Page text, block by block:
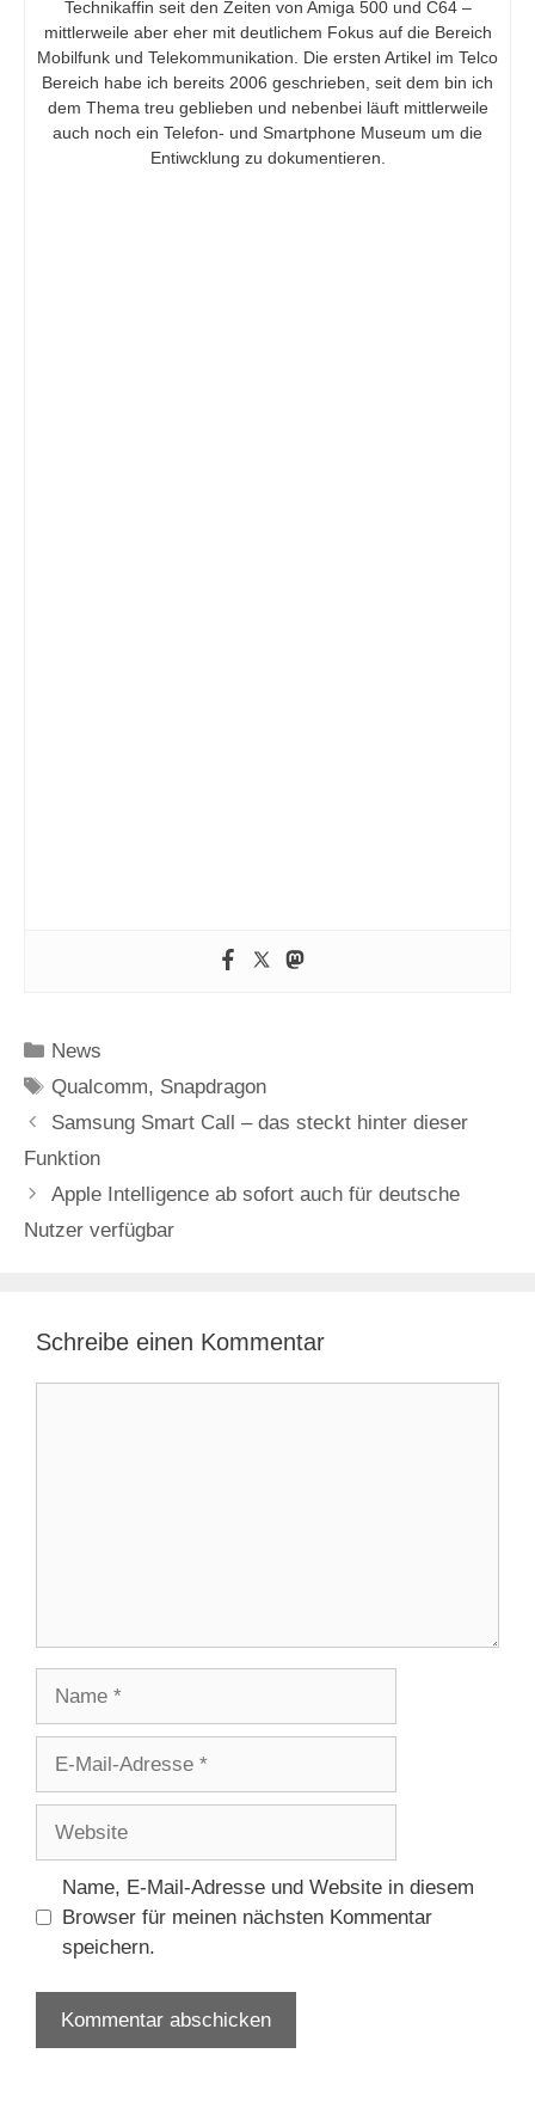
Technikaffin seit den Zeiten von Amiga 500 und C64 –
mittlerweile aber eher mit deutlichem Fokus auf die Bereich
Mobilfunk und Telekommunikation. Die ersten Artikel im Telco
Bereich habe ich bereits 2006 geschrieben, seit dem bin ich
dem Thema treu geblieben und nebenbei läuft mittlerweile
auch noch ein Telefon- und Smartphone Museum um die
Entiwcklung zu dokumentieren.
Kategorien
News
Schlagwörter
Qualcomm, Snapdragon
Samsung Smart Call – das steckt hinter dieser
Funktion
Apple Intelligence ab sofort auch für deutsche
Nutzer verfügbar
Schreibe einen Kommentar
Adresse
Name, E-Mail-Adresse und Website in diesem
Browser für meinen nächsten Kommentar
speichern.